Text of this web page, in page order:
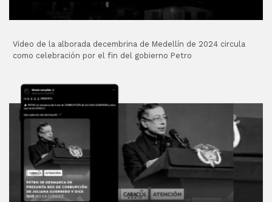
Video de la alborada decembrina de Medellín de 2024 circula
como celebración por el fin del gobierno Petro